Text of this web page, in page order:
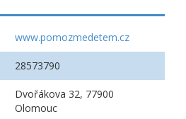
www.pomozmedetem.cz
28573790
Dvořákova 32, 77900
Olomouc